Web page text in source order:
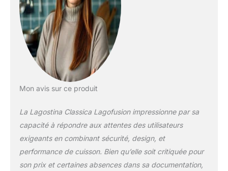
équipé d'un fond de
haute épaisseur avec
disque en acier dentelé
et fondu au disque en
aluminium ; garantit une
excellente diffusion de la
design du premier
autocuiseur Lagostina de
1960, fabriquées en
bakélite anti-brûlure
Sécurité : équipée de 5
systèmes de sécurité,
Mon avis sur ce produit
La Lagostina Classica Lagofusion impressionne par sa
capacité à répondre aux attentes des utilisateurs
exigeants en combinant sécurité, design, et
performance de cuisson. Bien qu’elle soit critiquée pour
son prix et certaines absences dans sa documentation,